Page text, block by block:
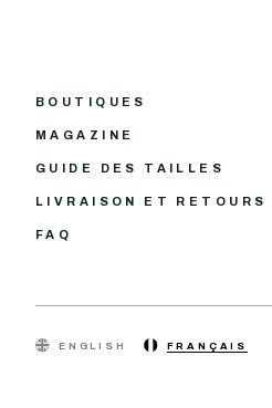
BOUTIQUES
MAGAZINE
GUIDE DES TAILLES
LIVRAISON ET RETOURS
FAQ
ENGLISH FRANÇAIS